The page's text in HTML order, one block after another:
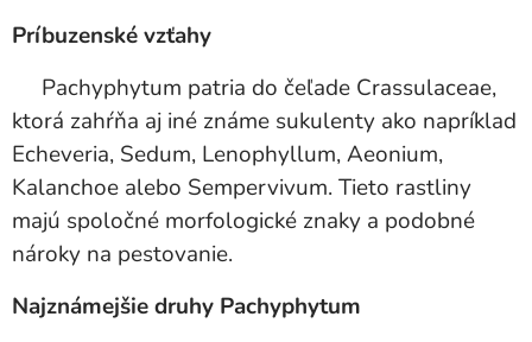
Príbuzenské vzťahy
Pachyphytum patria do čeľade Crassulaceae,
ktorá zahŕňa aj iné známe sukulenty ako napríklad
Echeveria, Sedum, Lenophyllum, Aeonium,
Kalanchoe alebo Sempervivum. Tieto rastliny
majú spoločné morfologické znaky a podobné
nároky na pestovanie.
Najznámejšie druhy Pachyphytum